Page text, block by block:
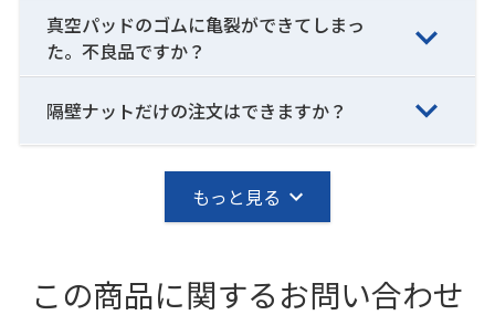
真空パッドのゴムに亀裂ができてしまっ
た。不良品ですか？
隔壁ナットだけの注文はできますか？
もっと見る
この商品に関するお問い合わせ